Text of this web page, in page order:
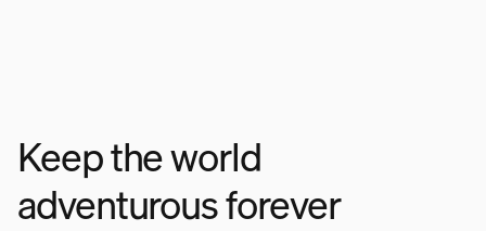
Keep the world
adventurous forever